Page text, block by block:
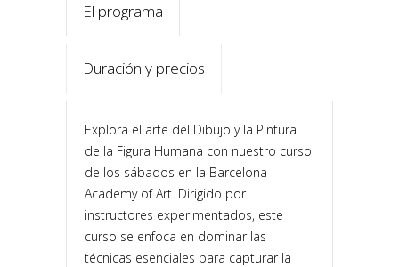
El programa
Duración y precios
Explora el arte del Dibujo y la Pintura
de la Figura Humana con nuestro curso
de los sábados en la Barcelona
Academy of Art. Dirigido por
instructores experimentados, este
curso se enfoca en dominar las
técnicas esenciales para capturar la